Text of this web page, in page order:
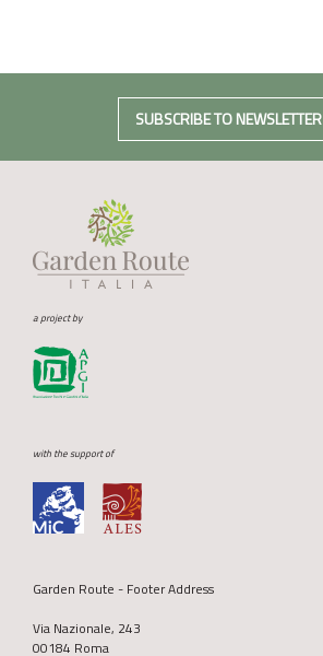
SUBSCRIBE TO NEWSLETTER
a project by
with the support of
Garden Route - Footer Address
Via Nazionale, 243
00184 Roma